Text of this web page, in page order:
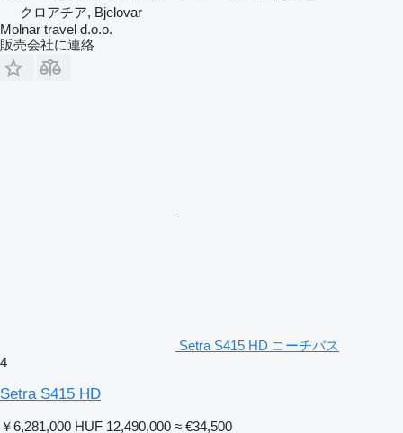
クロアチア, Bjelovar
Molnar travel d.o.o.
販売会社に連絡
Setra S415 HD コーチバス
4
Setra S415 HD
￥6,281,000 HUF 12,490,000 ≈ €34,500